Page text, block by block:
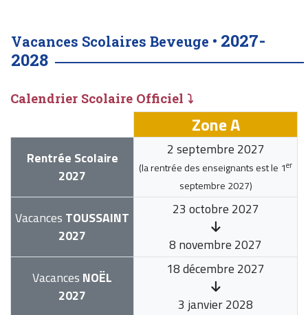
Vacances Scolaires Beveuge • 2027-
2028
Calendrier Scolaire Officiel ⤵
Zone A
Rentrée Scolaire
2027
2 septembre 2027
(la rentrée des enseignants est le 1er
septembre 2027)
Vacances TOUSSAINT
2027
23 octobre 2027
8 novembre 2027
Vacances NOËL
2027
18 décembre 2027
3 janvier 2028